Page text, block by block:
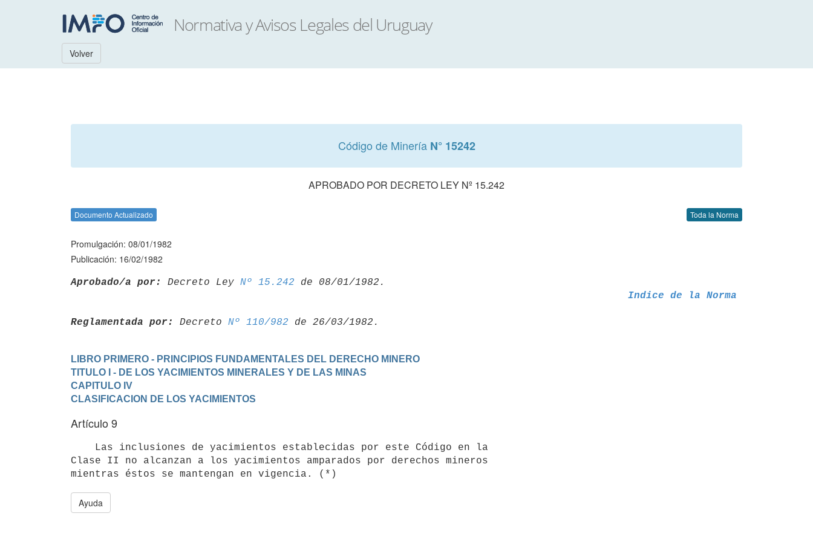
Volver
Código de Minería N° 15242
APROBADO POR DECRETO LEY Nº 15.242
Documento Actualizado Toda la Norma
Promulgación: 08/01/1982
Publicación: 16/02/1982
Aprobado/a por: Decreto Ley Nº 15.242
Indice de la Norma
Reglamentada por: Decreto Nº 110/982
LIBRO PRIMERO - PRINCIPIOS FUNDAMENTALES DEL DERECHO MINERO
TITULO I - DE LOS YACIMIENTOS MINERALES Y DE LAS MINAS
CAPITULO IV
CLASIFICACION DE LOS YACIMIENTOS
Artículo 9
Clase II no alcanzan a los yacimientos amparados por derechos mineros
Ayuda